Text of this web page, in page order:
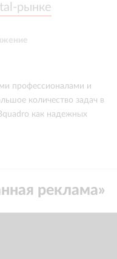
рынке
рынке
профессионалами и
количество задач в
как надежных
реклама»